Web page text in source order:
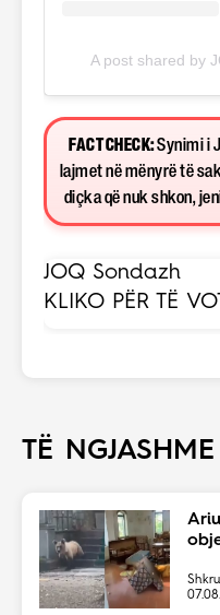
A post shared by
FACT CHECK:Synimi i
lajmet në mënyrë të
diçka që nuk shkon,
JOQ Sondazh
KLIKO PËR TË
TË NGJASHME